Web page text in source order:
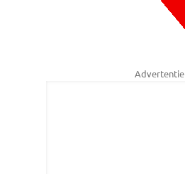
Advertentie